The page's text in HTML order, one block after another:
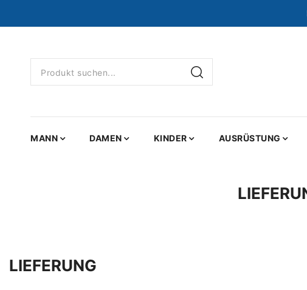
MANN DAMEN KINDER AUSRÜSTUNG
LIEFERUNG